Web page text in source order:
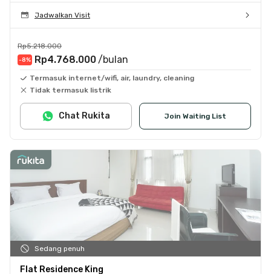
Jadwalkan Visit
Rp5.218.000
-8% Rp4.768.000 /bulan
Termasuk internet/wifi, air, laundry, cleaning
Tidak termasuk listrik
Join Waiting List
Chat Rukita
Sedang penuh
Flat Residence King